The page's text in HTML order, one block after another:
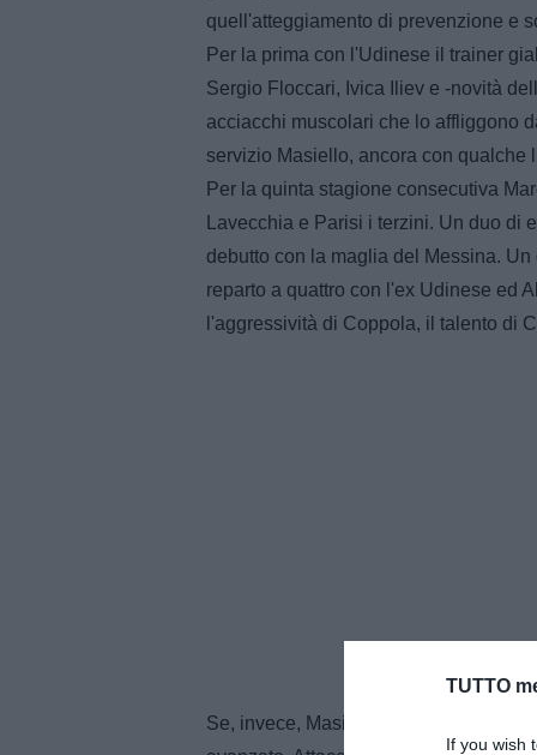
TUTTO
If you wish
quell'atteggiamento di prevenzione e
Per la prima con l'Udinese il trainer
Sergio Floccari, Ivica Iliev e -novità
acciacchi muscolari che lo affliggono
servizio Masiello, ancora con qualche
Per la quinta stagione consecutiva
Lavecchia e Parisi i terzini. Un duo di
debutto con la maglia del Messina.
reparto a quattro con l'ex Udinese ed
l'aggressività di Coppola, il talento di
Se, invece, Masiello dovesse dare